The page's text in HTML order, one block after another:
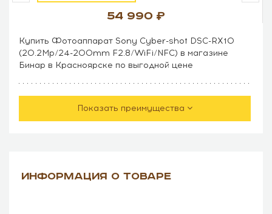
54 990
Купить Фотоаппарат Sony Cyber-shot DSC-RX10
(20.2Mp/24-200mm F2.8/WiFi/NFC) в магазине
Бинар в Красноярске по выгодной цене
Показать преимущества
ИНФОРМАЦИЯ О ТОВАРЕ